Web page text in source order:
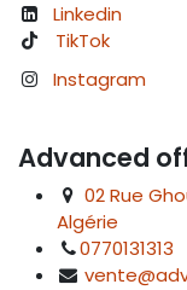
Linkedin
TikTok
Instagram
Advanced
02 Rue
Algérie
0770131313